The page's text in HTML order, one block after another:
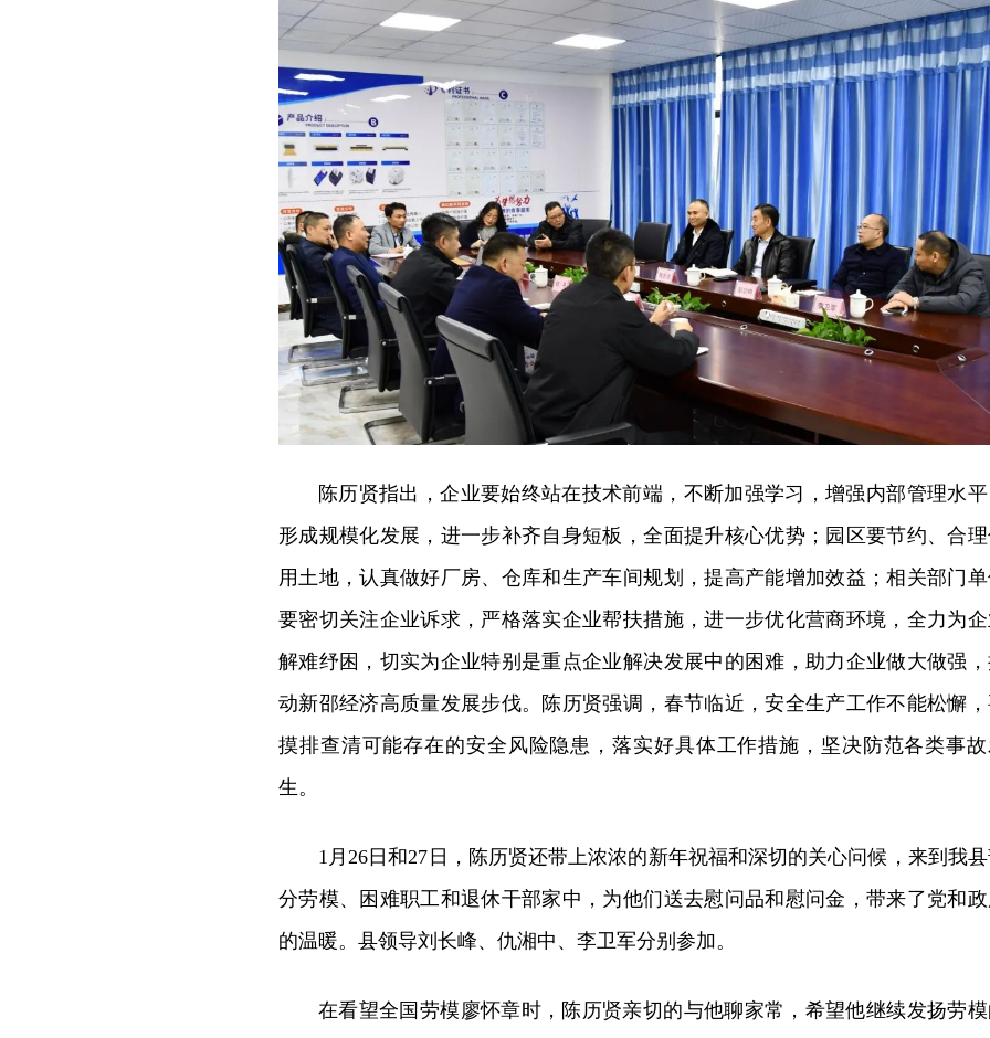
陈历贤指出，企业要始终站在技术前端，不断加强学习，增强内部管理水
形成规模化发展，进一步补齐自身短板，全面提升核心优势；园区要节约、合
用土地，认真做好厂房、仓库和生产车间规划，提高产能增加效益；相关部门
要密切关注企业诉求，严格落实企业帮扶措施，进一步优化营商环境，全力为
解难纾困，切实为企业特别是重点企业解决发展中的困难，助力企业做大做强
动新邵经济高质量发展步伐。陈历贤强调，春节临近，安全生产工作不能松懈
摸排查清可能存在的安全风险隐患，落实好具体工作措施，坚决防范各类事
生。
1月26日和27日，陈历贤还带上浓浓的新年祝福和深切的关心问候，来到我
分劳模、困难职工和退休干部家中，为他们送去慰问品和慰问金，带来了党和
的温暖。县领导刘长峰、仇湘中、李卫军分别参加。
在看望全国劳模廖怀章时，陈历贤亲切的与他聊家常，希望他继续发扬劳